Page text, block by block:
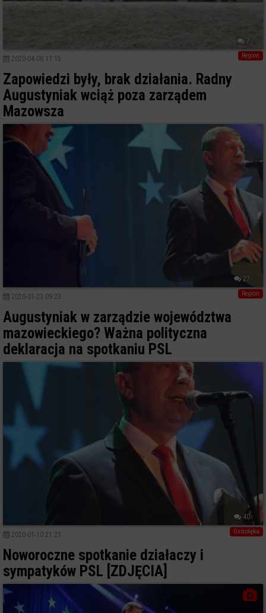
7
Region
2020-04-08 11:15
Zapowiedzi były, brak działania. Radny
Augustyniak wciąż poza zarządem
Mazowsza
27
Region
2020-01-23 09:23
Augustyniak w zarządzie województwa
mazowieckiego? Ważna polityczna
deklaracja na spotkaniu PSL
40
Ostrołęka
2020-01-10 21:23
Noworoczne spotkanie działaczy i
sympatyków PSL [ZDJĘCIA]